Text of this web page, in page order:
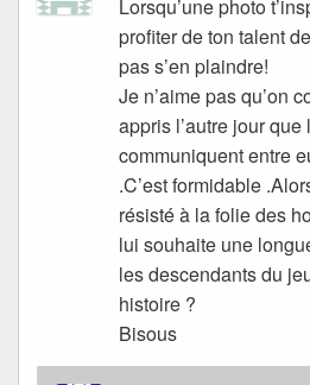
Lorsqu’une photo
profiter de ton talent
pas s’en plaindre!
Je n’aime pas qu’on
appris l’autre jour que
communiquent entre
.C’est formidable
résisté à la folie des
lui souhaite une
les descendants du
histoire ?
Bisous